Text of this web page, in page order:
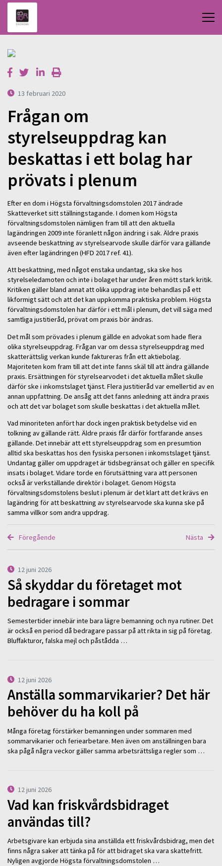
13 februari 2020
Frågan om
styrelseuppdrag kan
beskattas i ett bolag har
prövats i plenum
Efter en dom i Högsta förvaltningsdomstolen 2017 ändrade
Skatteverket sitt ställningstagande. I domen kom Högsta
förvaltningsdomstolen nämligen fram till att den aktuella
lagändringen 2009 inte föranlett någon ändring i sak. Äldre praxis
avseende beskattning av styrelsearvode skulle därför vara gällande
även efter lagändringen (HFD 2017 ref. 41).
Att beskattning, med något enstaka undantag, ska ske hos
styrelseledamoten och inte i bolaget har under åren mött stark kritik.
Kritiken gäller bland annat att olika uppdrag inte behandlas på ett
likformigt sätt och att det kan uppkomma praktiska problem. Högsta
förvaltningsdomstolen har därför i ett mål i plenum, det vill säga med
samtliga justitieråd, prövat om praxis bör ändras.
Det mål som prövades i plenum gällde en advokat som hade flera
olika styrelseuppdrag. Frågan var om dessa styrelseuppdrag med
skatterättslig verkan kunde faktureras från ett aktiebolag.
Majoriteten kom fram till att det inte fanns skäl till att ändra gällande
praxis. Ersättningen för styrelsearvodet i det aktuella målet skulle
därför ske i inkomstslaget tjänst. Flera justitieråd var emellertid av en
annan uppfattning. De ansåg att det fanns anledning att ändra praxis
och att det var bolaget som skulle beskattas i det aktuella målet.
Vad minoriteten anfört har dock ingen praktisk betydelse vid en
tolkning av gällande rätt. Äldre praxis får därför fortfarande anses
gällande. Det innebär att ett styrelseuppdrag som en presumtion
alltid ska beskattas hos den fysiska personen i inkomstslaget tjänst.
Undantag gäller om uppdraget är tidsbegränsat och gäller en specifik
insats i bolaget. Vidare torde en förutsättning vara att personen
också är verkställande direktör i bolaget. Genom Högsta
förvaltningsdomstolens beslut i plenum är det klart att det krävs en
lagändring för att beskattning av styrelsearvode ska kunna ske på
samma villkor som andra uppdrag.
Föregående Nästa
12 juni 2026
Så skyddar du företaget mot
bedragare i sommar
Semestertider innebär inte bara lägre bemanning och nya rutiner. Det
är också en period då bedragare passar på att rikta in sig på företag.
Bluffakturor, falska mejl och påstådda …
12 juni 2026
Anställa sommarvikarier? Det här
behöver du ha koll på
Många företag förstärker bemanningen under sommaren med
sommarvikarier och feriearbetare. Men även om anställningen bara
ska pågå några veckor gäller samma arbetsrättsliga regler som …
12 juni 2026
Vad kan friskvårdsbidraget
användas till?
Arbetsgivare kan erbjuda sina anställda ett friskvårdsbidrag, men det
finns några saker att tänka på för att bidraget ska vara skattefritt.
Nyligen avgjorde Högsta förvaltningsdomstolen …